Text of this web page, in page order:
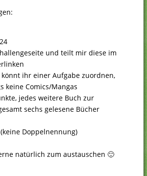
und teilt mir diese im
könnt ihr einer Aufgabe zuordnen,
keine Comics/Mangas
jedes weitere Buch zur
sechs gelesene Bücher
Doppelnennung)
natürlich zum austauschen 🙂